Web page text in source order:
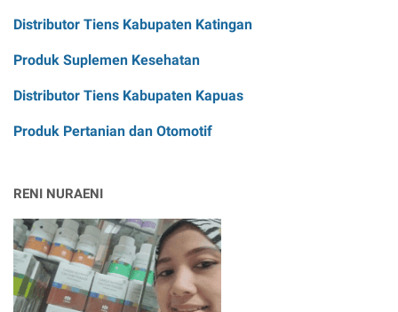
Distributor Tiens Kabupaten Katingan
Produk Suplemen Kesehatan
Distributor Tiens Kabupaten Kapuas
Produk Pertanian dan Otomotif
RENI NURAENI